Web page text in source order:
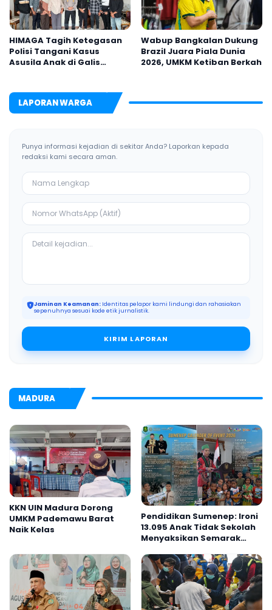
HIMAGA Tagih Ketegasan
Polisi Tangani Kasus
Asusila Anak di Galis
Wabup Bangkalan Dukung
Brazil Juara Piala Dunia
2026, UMKM Ketiban Berkah
LAPORAN WARGA
Punya informasi kejadian di sekitar Anda? Laporkan kepada
redaksi kami secara aman.
Jaminan Keamanan: Identitas pelapor kami lindungi dan rahasiakan
sepenuhnya sesuai kode etik jurnalistik.
KIRIM LAPORAN
MADURA
KKN UIN Madura Dorong
UMKM Pademawu Barat
Naik Kelas
Pendidikan Sumenep: Ironi
13.095 Anak Tidak Sekolah
Menyaksikan Semarak
2026